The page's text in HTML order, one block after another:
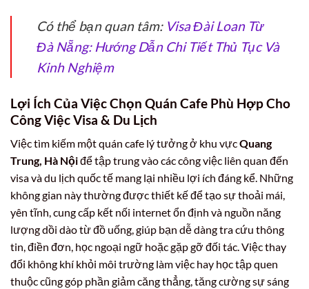
Có thể bạn quan tâm: Visa Đài Loan Từ
Đà Nẵng: Hướng Dẫn Chi Tiết Thủ Tục Và
Kinh Nghiệm
Lợi Ích Của Việc Chọn Quán Cafe Phù Hợp Cho
Công Việc Visa & Du Lịch
Việc tìm kiếm một quán cafe lý tưởng ở khu vựcQuang
Trung, Hà Nộiđể tập trung vào các công việc liên quan đến
visa và du lịch quốc tế mang lại nhiều lợi ích đáng kể. Những
không gian này thường được thiết kế để tạo sự thoải mái,
yên tĩnh, cung cấp kết nối internet ổn định và nguồn năng
lượng dồi dào từ đồ uống, giúp bạn dễ dàng tra cứu thông
tin, điền đơn, học ngoại ngữ hoặc gặp gỡ đối tác. Việc thay
đổi không khí khỏi môi trường làm việc hay học tập quen
thuộc cũng góp phần giảm căng thẳng, tăng cường sự sáng